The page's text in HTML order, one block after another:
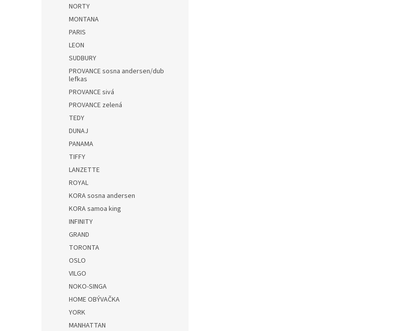
NORTY
MONTANA
PARIS
LEON
SUDBURY
PROVANCE sosna andersen/dub
lefkas
PROVANCE sivá
PROVANCE zelená
TEDY
DUNAJ
PANAMA
TIFFY
LANZETTE
ROYAL
KORA sosna andersen
KORA samoa king
INFINITY
GRAND
TORONTA
OSLO
VILGO
NOKO-SINGA
HOME OBÝVAČKA
YORK
MANHATTAN